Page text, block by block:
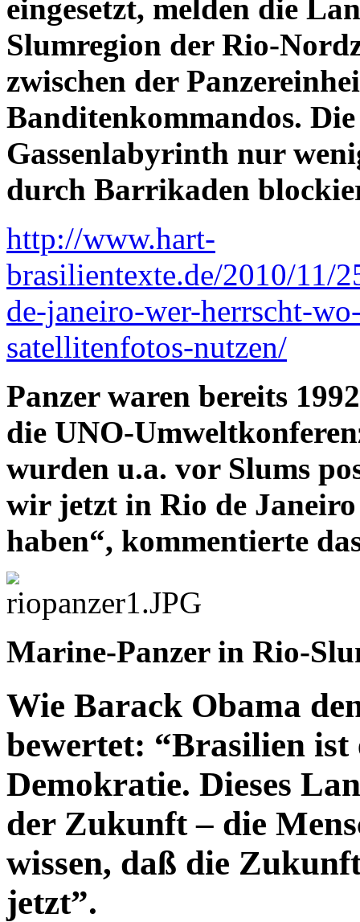
eingesetzt, melden die
Slumregion der Rio-
zwischen der
Banditenkommandos.
Gassenlabyrinth nur
durch Barrikaden
http://www.hart-
brasilientexte.de/2010/11/
de-janeiro-wer-herrscht-
satellitenfotos-nutzen/
Panzer waren bereits
die UNO-
wurden u.a. vor Slums
wir jetzt in Rio de
haben“, kommentierte
Marine-Panzer in Rio-
Wie Barack Obama
bewertet: “Brasilien ist
Demokratie. Dieses
der Zukunft – die
wissen, daß die
jetzt”.